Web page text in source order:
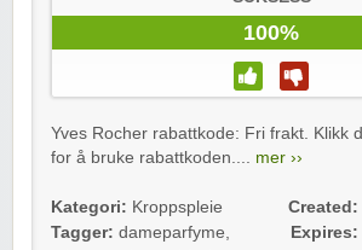
100%
Yves Rocher rabattkode: Fri frakt. Klikk
for å bruke rabattkoden.... mer ››
Kategori: Kroppspleie
Tagger: dameparfyme,
Created:
Expires: